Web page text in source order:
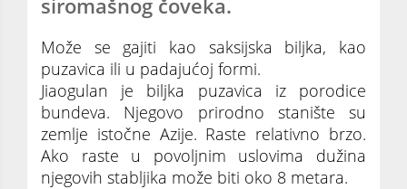
siromašnog čoveka.
Može se gajiti kao saksijska biljka, kao
puzavica ili u padajućoj formi.
Jiaogulan je biljka puzavica iz porodice
bundeva. Njegovo prirodno stanište su
zemlje istočne Azije. Raste relativno brzo.
Ako raste u povoljnim uslovima dužina
njegovih stabljika može biti oko 8 metara.